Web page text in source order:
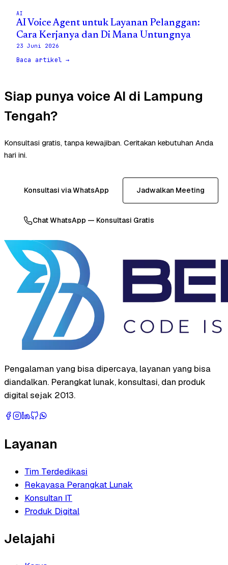
AI
AI Voice Agent untuk Layanan Pelanggan:
Cara Kerjanya dan Di Mana Untungnya
23 Juni 2026
Baca artikel →
Siap punya voice AI di Lampung
Tengah?
Konsultasi gratis, tanpa kewajiban. Ceritakan kebutuhan Anda
hari ini.
Konsultasi via WhatsApp Jadwalkan Meeting
Chat WhatsApp — Konsultasi Gratis
Pengalaman yang bisa dipercaya, layanan yang bisa
diandalkan. Perangkat lunak, konsultasi, dan produk
digital sejak 2013.
Layanan
Tim Terdedikasi
Rekayasa Perangkat Lunak
Konsultan IT
Produk Digital
Jelajahi